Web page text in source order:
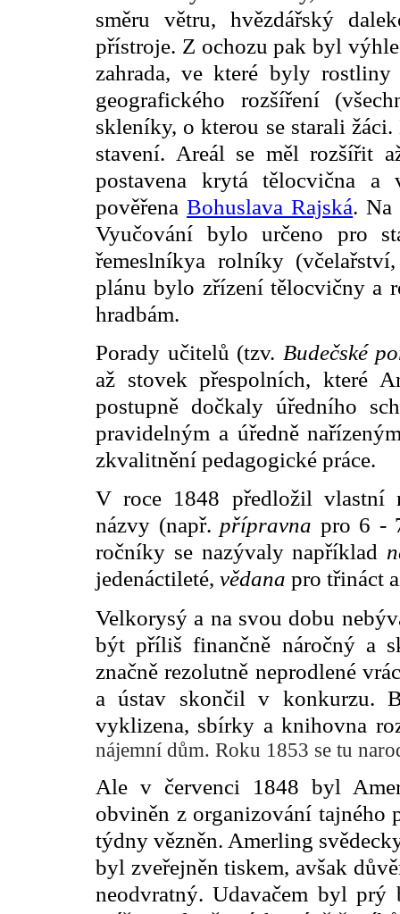
směru větru, hvězdářský
přístroje. Z ochozu pak byl
zahrada, ve které byly
geografického rozšíření
skleníky, o kterou se starali
stavení. Areál se měl rozšířit
postavena krytá tělocvična
pověřenaBohuslava Rajská. Na
Vyučování bylo určeno pro
řemeslníkya rolníky
plánu bylo zřízení tělocvičny a
hradbám.
Porady učitelů (tzv. Budečské
až stovek přespolních, které
postupně dočkaly úředního
pravidelným a úředně
zkvalitnění pedagogické práce.
V roce 1848 předložil vlastní
názvy (např. přípravna pro 6 -
ročníky se nazývaly například
jedenáctileté, vědana pro třináct
Velkorysý a na svou dobu
být příliš finančně náročný a
značně rezolutně neprodlené
a ústav skončil v konkurzu.
vyklizena, sbírky a knihovna
nájemní dům. Roku 1853 se tu
Ale v červenci 1848 byl
obviněn z organizování
týdny vězněn. Amerling
byl zveřejněn tiskem, avšak
neodvratný. Udavačem byl